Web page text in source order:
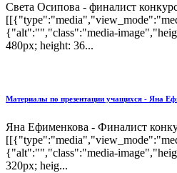
Света Осипова - финалист
{"alt":"","class":"media-
480px; height: 36...
Материалы по презентации учащихся - Яна
Яна Ефименкова - Финалист
{"alt":"","class":"media-
320px; heig...